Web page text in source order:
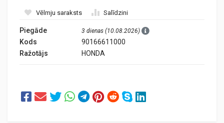
Vēlmju saraksts Salīdzini
Piegāde 3 dienas (10.08.2026)
Kods
90166611000
Ražotājs
HONDA